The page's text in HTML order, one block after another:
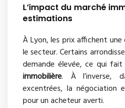
L’impact du marché
estimations
À Lyon, les prix affichent
le secteur. Certains
demande élevée, ce qui
immobilière. À l’inverse,
excentrées, la négociation
pour un acheteur averti.